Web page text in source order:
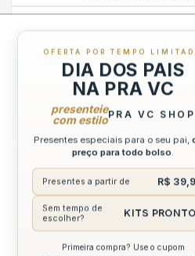
Mais tempo para
Compra sem
7 dias para
Atendimento
Via WhatsApp antes e
DESCRIÇÃO COMPLETA
ESPECIFICAÇÕES
CUIDADOS
OFERTA POR TEMPO
DIA DOS PAIS
NA PRA VC
presenteie
com estiloPRA VC SHOP
Presentes especiais para o seu pai,
preço para todo bolso.
Presentes a partir de R$
Sem tempo de
escolher?
KITS
Primeira compra? Use o cupom